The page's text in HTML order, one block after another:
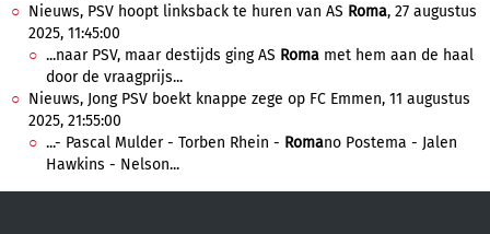
Nieuws, PSV hoopt linksback te huren van AS Roma, 27 augustus
2025, 11:45:00
...naar PSV, maar destijds ging AS Roma met hem aan de haal
door de vraagprijs...
Nieuws, Jong PSV boekt knappe zege op FC Emmen, 11 augustus
2025, 21:55:00
...- Pascal Mulder - Torben Rhein - Romano Postema - Jalen
Hawkins - Nelson...